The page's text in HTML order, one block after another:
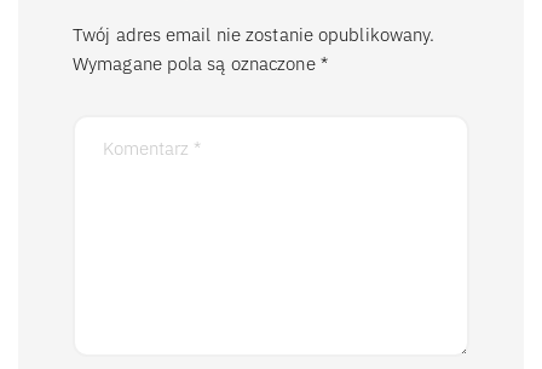
Twój adres email nie zostanie opublikowany.
Wymagane pola są oznaczone *